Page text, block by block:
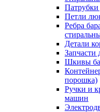
Петли
Ребра
Детали
Запчасти
Шкивы
порошка)
Ручки и
машин